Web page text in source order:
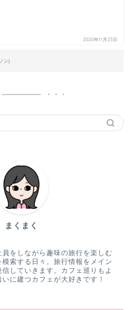
2020年11月25日
ン)
まくまく
をしながら趣味の旅行を楽しむ
索する日々。旅行情報をメイン
していきます。カフェ巡りもよ
に建つカフェが大好きです！